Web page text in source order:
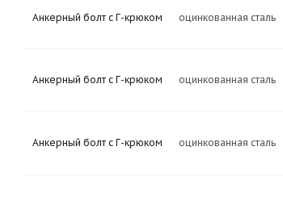
Анкерный болт с Г-крюком оцинкованная сталь
Анкерный болт с Г-крюком оцинкованная сталь
Анкерный болт с Г-крюком оцинкованная сталь